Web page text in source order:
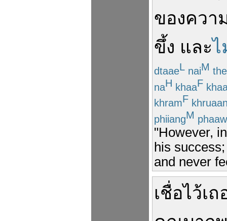
ของควา
ขึ้ง และ
dtaaeL naiM
naH khaaF
khramF
phiiangM phaaw
"However,
his
and never
เชื่อไว้เถ